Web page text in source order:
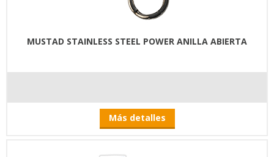
MUSTAD STAINLESS STEEL POWER ANILLA ABIERTA
Más detalles